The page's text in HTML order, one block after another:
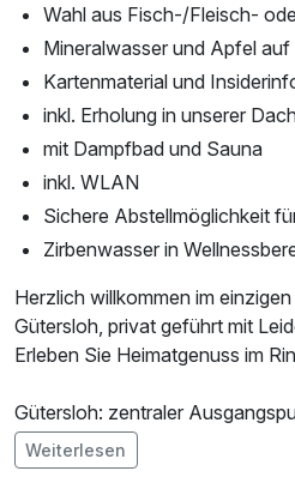
Wahl aus Fisch-/Fleisch-
Mineralwasser und Apfel
Kartenmaterial und
inkl. Erholung in unserer
mit Dampfbad und Sauna
inkl. WLAN
Sichere Abstellmöglichkeit
Zirbenwasser in
Herzlich willkommen im
Gütersloh, privat geführt mit
Erleben Sie Heimatgenuss im
Gütersloh: zentraler
in den Sommerferein!
Ob eine Erkundigung des
Im Angebot enthalten
Weiterlesen